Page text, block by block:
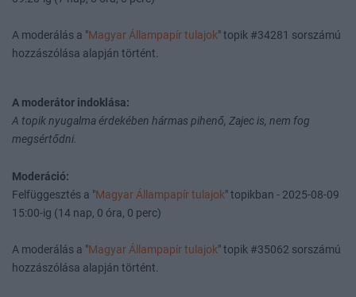
A moderálás a "Magyar Állampapír tulajok" topik #34281 sorszámú
hozzászólása alapján történt.
A moderátor indoklása:
A topik nyugalma érdekében hármas pihenő, Zajec is, nem fog
megsértődni.
Moderáció:
Felfüggesztés a "Magyar Állampapír tulajok" topikban - 2025-08-09
15:00-ig (14 nap, 0 óra, 0 perc)
A moderálás a "Magyar Állampapír tulajok" topik #35062 sorszámú
hozzászólása alapján történt.